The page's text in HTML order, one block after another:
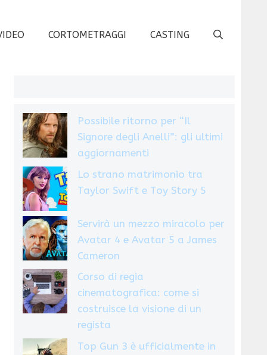
CORTOMETRAGGI CASTING
Possibile ritorno per “Il
Signore degli Anelli”: gli ultimi
aggiornamenti
Lo strano matrimonio tra
Taylor Swift e Toy Story 5
Servirà un mezzo miracolo per
Avatar 4 e Avatar 5 a James
Cameron
Corso di regia
cinematografica: come si
costruisce la visione di un
regista
Top Gun 3 è ufficialmente in